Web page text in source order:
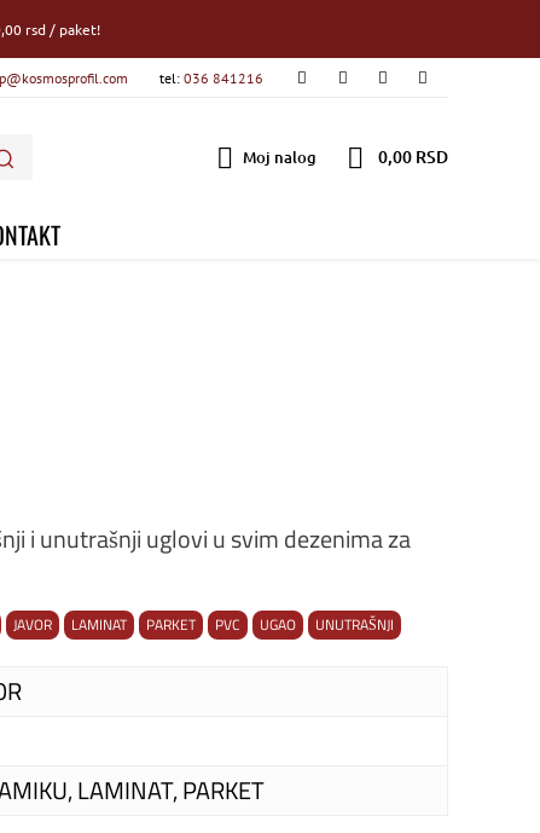
rsd / paket!
tel:036 841216
Moj nalog 0,00 RSD
i unutrašnji uglovi u svim dezenima za
JAVOR LAMINAT PARKET PVC UGAO UNUTRAŠNJI
LAMINAT, PARKET